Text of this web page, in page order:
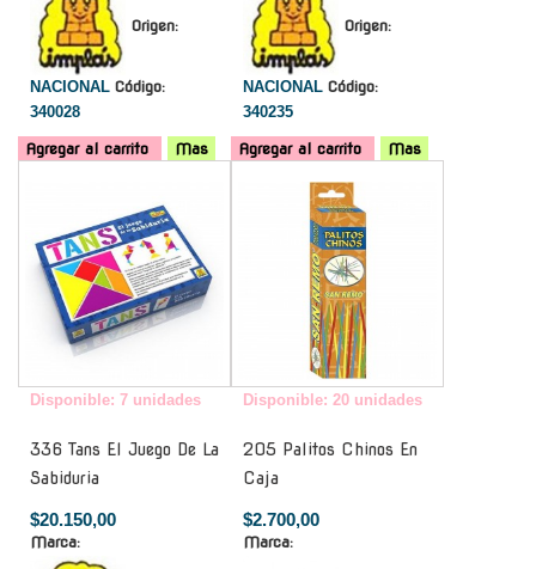
Origen:
NACIONAL Código:
340028
Agregar al carrito Mas
Origen:
NACIONAL Código:
340235
Agregar al carrito
Mas
Disponible: 7 unidades
336 Tans El Juego De La
Sabiduria
$20.150,00
Marca:
Disponible: 20 unidades
205 Palitos Chinos En
Caja
$2.700,00
Marca: